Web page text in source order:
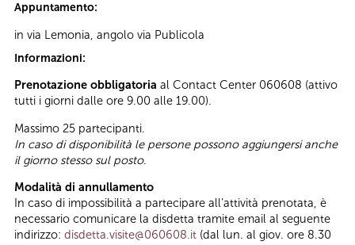
Appuntamento:
in via Lemonia, angolo via Publicola
Informazioni:
Prenotazione obbligatoria al Contact Center 060608 (attivo
tutti i giorni dalle ore 9.00 alle 19.00).
Massimo 25 partecipanti.
In caso di disponibilità le persone possono aggiungersi anche
il giorno stesso sul posto.
Modalità di annullamento
In caso di impossibilità a partecipare all’attività prenotata, è
necessario comunicare la disdetta tramite email al seguente
indirizzo: disdetta.visite@060608.it (dal lun. al giov. ore 8.30